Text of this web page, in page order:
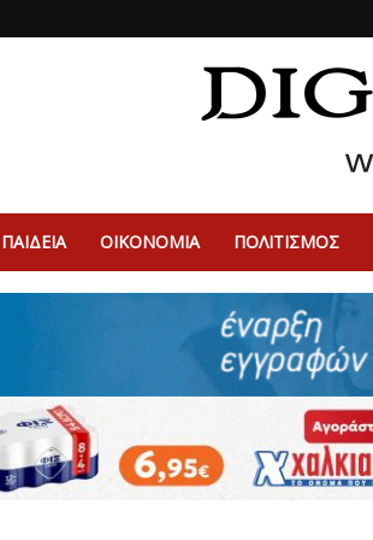
ΠΑΙΔΕΙΑ ΟΙΚΟΝΟΜΙΑ ΠΟΛΙΤΙΣΜΌΣ